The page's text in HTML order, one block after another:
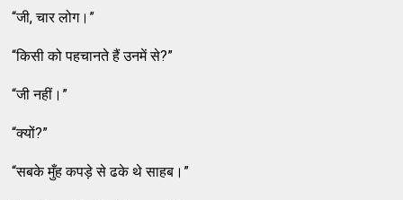
“जी, चार लोग।”
“किसी को पहचानते हैं उनमें से?”
“जी नहीं।”
“क्यों?”
“सबके मुँह कपड़े से ढके थे साहब।”